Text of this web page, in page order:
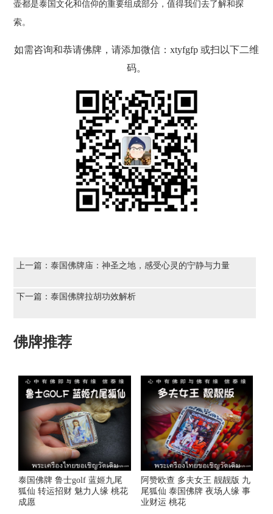
壶都是泰国文化和信仰的重要组成部分，值得我们去了解和探
索。
如需咨询和恭请佛牌，请添加微信：xtyfgfp 或扫以下二维
码。
上一篇：泰国佛牌庙：神圣之地，感受心灵的宁静与力量
下一篇：泰国佛牌拉胡功效解析
佛牌推荐
泰国佛牌 鲁士golf 蓝姬九尾
狐仙 转运招财 魅力人缘 桃花
成愿
阿赞欧查 多夫女王 靓靓版 九
尾狐仙 泰国佛牌 夜场人缘 事
业财运 桃花